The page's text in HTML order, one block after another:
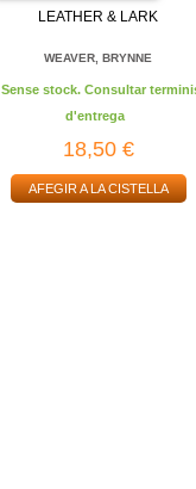
LEATHER & LARK
WEAVER, BRYNNE
Sense stock. Consultar
d'entrega
18,50 €
AFEGIR A LA CISTELLA